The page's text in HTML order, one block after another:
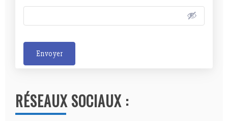
Envoyer
t
e
RÉSEAUX SOCIAUX :